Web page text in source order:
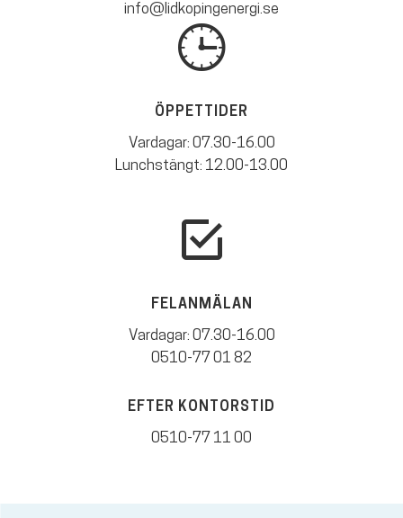
info@lidkopingenergi.se
ÖPPETTIDER
Vardagar: 07.30-16.00
Lunchstängt: 12.00-13.00
FELANMÄLAN
Vardagar: 07.30-16.00
0510-77 01 82
EFTER KONTORSTID
0510-77 11 00